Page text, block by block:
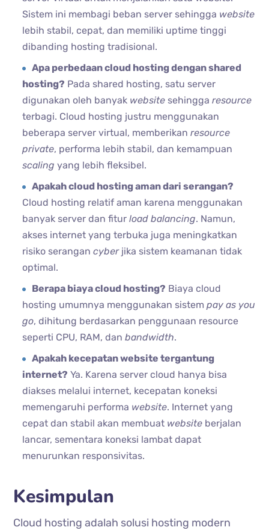
Sistem ini membagi beban server sehingga website
lebih stabil, cepat, dan memiliki uptime tinggi
dibanding hosting tradisional.
Apa perbedaan cloud hosting dengan shared
hosting? Pada shared hosting, satu server
digunakan oleh banyak website sehinggaresource
terbagi. Cloud hosting justru menggunakan
beberapa server virtual, memberikanresource
private, performa lebih stabil, dan kemampuan
scaling yang lebih fleksibel.
Apakah cloud hosting aman dari serangan?
Cloud hosting relatif aman karena menggunakan
banyak server dan fiturload balancing. Namun,
akses internet yang terbuka juga meningkatkan
risiko serangancyberjika sistem keamanan tidak
optimal.
Berapa biaya cloud hosting? Biaya cloud
hosting umumnya menggunakan sistem pay as you
go, dihitung berdasarkan penggunaan resource
seperti CPU, RAM, danbandwidth.
Apakah kecepatan website tergantung
internet? Ya. Karena server cloud hanya bisa
diakses melalui internet, kecepatan koneksi
memengaruhi performa website. Internet yang
cepat dan stabil akan membuat website berjalan
lancar, sementara koneksi lambat dapat
menurunkan responsivitas.
Kesimpulan
Cloud hosting adalah solusi hosting modern